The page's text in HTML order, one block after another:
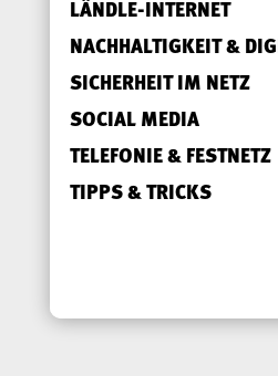
LÄNDLE-INTERNET
NACHHALTIGKEIT &
SICHERHEIT IM NETZ
SOCIAL MEDIA
TELEFONIE & FESTNETZ
TIPPS & TRICKS